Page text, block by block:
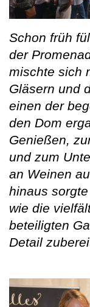
Schon früh
der
mischte sich
Gläsern und
einen der
den Dom
Genießen,
und zum
an Weinen
hinaus
wie die
beteiligten
Detail